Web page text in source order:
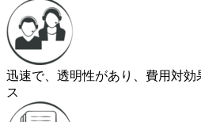
迅速で、透明性があり、費用対
ス